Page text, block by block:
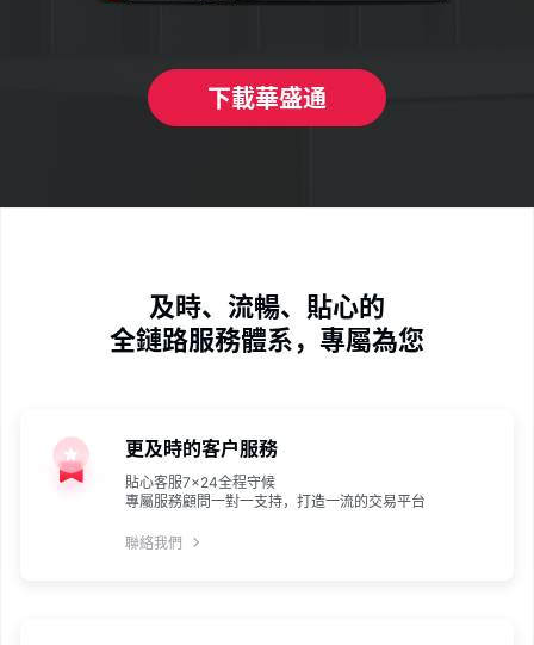
下載華盛通
及時、流暢、貼心的
全鏈路服務體系，專屬為您
更及時的客户服務
貼心客服7×24全程守候
專屬服務顧問一對一支持，打造一流的交易平台
聯絡我們